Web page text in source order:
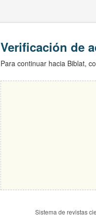
Verificación de
Para continuar hacia Biblat,
Sistema de revistas